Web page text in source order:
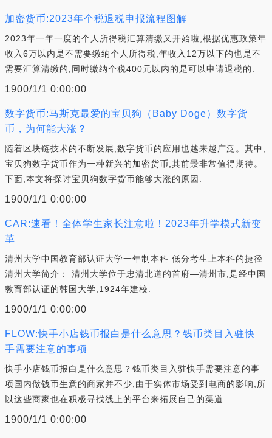
加密货币:2023年个税退税申报流程图解
2023年一年一度的个人所得税汇算清缴又开始啦,根据优惠政策年
收入6万以内是不需要缴纳个人所得税,年收入12万以下的也是不
需要汇算清缴的,同时缴纳个税400元以内的是可以申请退税的.
1900/1/1 0:00:00
数字货币:马斯克最爱的宝贝狗（Baby Doge）数字货
币，为何能大涨？
随着区块链技术的不断发展,数字货币的应用也越来越广泛。其中,
宝贝狗数字货币作为一种新兴的加密货币,其前景非常值得期待。
下面,本文将探讨宝贝狗数字货币能够大涨的原因.
1900/1/1 0:00:00
CAR:速看！全体学生家长注意啦！2023年升学模式新变
革
清州大学中国教育部认证大学一年制本科 低分考生上本科的捷径
清州大学简介： 清州大学位于忠清北道的首府—清州市,是经中国
教育部认证的韩国大学,1924年建校.
1900/1/1 0:00:00
FLOW:快手小店钱币报白是什么意思？钱币类目入驻快
手需要注意的事项
快手小店钱币报白是什么意思？钱币类目入驻快手需要注意的事
项国内做钱币生意的商家并不少,由于实体市场受到电商的影响,所
以这些商家也在积极寻找线上的平台来拓展自己的渠道.
1900/1/1 0:00:00